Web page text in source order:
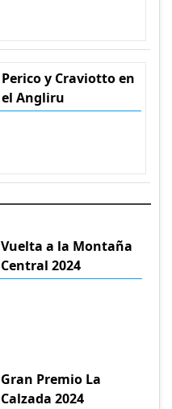
Perico y Craviotto en
el Angliru
Vuelta a la Montaña
Central 2024
Gran Premio La
Calzada 2024